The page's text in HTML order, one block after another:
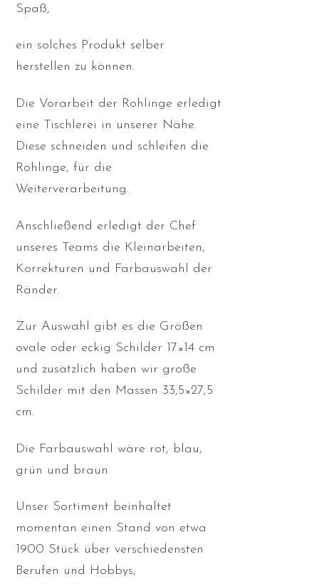
Spaß,
ein solches Produkt selber
herstellen zu können.
Die Vorarbeit der Rohlinge erledigt
eine Tischlerei in unserer Nähe.
Diese schneiden und schleifen die
Rohlinge, für die
Weiterverarbeitung.
Anschließend erledigt der Chef
unseres Teams die Kleinarbeiten,
Korrekturen und Farbauswahl der
Ränder.
Zur Auswahl gibt es die Größen
ovale oder eckig Schilder 17×14 cm
und zusätzlich haben wir große
Schilder mit den Massen 33,5×27,5
cm.
Die Farbauswahl wäre rot, blau,
grün und braun
Unser Sortiment beinhaltet
momentan einen Stand von etwa
1900 Stück über verschiedensten
Berufen und Hobbys,